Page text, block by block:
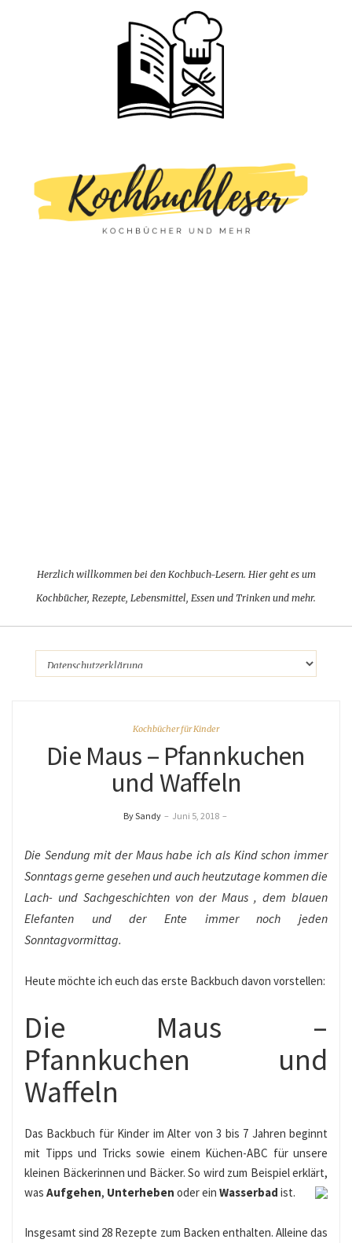
Herzlich willkommen bei den Kochbuch-Lesern. Hier geht es um
Kochbücher, Rezepte, Lebensmittel, Essen und Trinken und mehr.
Kochbücher für Kinder
Die Maus – Pfannkuchen
und Waffeln
By Sandy – Juni 5, 2018 –
Die Sendung mit der Maus habe ich als Kind schon immer
Sonntags gerne gesehen und auch heutzutage kommen die
Lach- und Sachgeschichten von der Maus , dem blauen
Elefanten und der Ente immer noch jeden
Sonntagvormittag.
Heute möchte ich euch das erste Backbuch davon vorstellen:
Die Maus –
Pfannkuchen und
Waffeln
Das Backbuch für Kinder im Alter von 3 bis 7 Jahren beginnt
mit Tipps und Tricks sowie einem Küchen-ABC für unsere
kleinen Bäckerinnen und Bäcker. So wird zum Beispiel erklärt,
was Aufgehen, Unterheben oder ein Wasserbad ist.
Insgesamt sind 28 Rezepte zum Backen enthalten. Alleine das